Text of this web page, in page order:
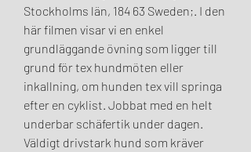
Stockholms län, 184 63 Sweden;. I den
här filmen visar vi en enkel
grundläggande övning som ligger till
grund för tex hundmöten eller
inkallning, om hunden tex vill springa
efter en cyklist. Jobbat med en helt
underbar schäfertik under dagen.
Väldigt drivstark hund som kräver